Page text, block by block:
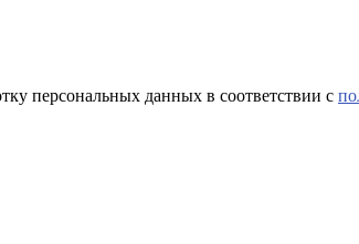
персональных данных в соответствии с